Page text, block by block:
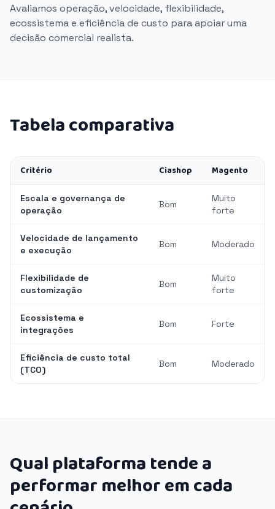
Avaliamos operação, velocidade, flexibilidade,
ecossistema e eficiência de custo para apoiar uma
decisão comercial realista.
Tabela comparativa
Critério Ciashop Magento
Escala e governança de
operação
Bom
Muito
forte
Velocidade de lançamento
e execução
Bom Moderado
Flexibilidade de
customização
Bom
Muito
forte
Ecossistema e
integrações
Bom Forte
Eficiência de custo total
(TCO)
Bom Moderado
Qual plataforma tende a
performar melhor em cada